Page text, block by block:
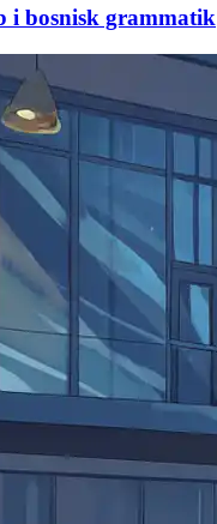
i bosnisk grammatik